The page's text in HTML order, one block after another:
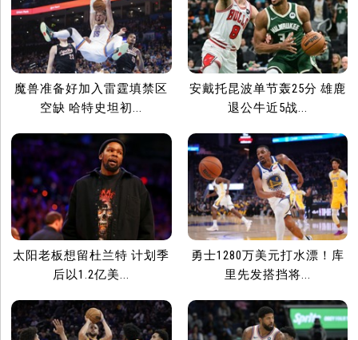
魔兽准备好加入雷霆填禁区
空缺 哈特史坦初...
安戴托昆波单节轰25分 雄鹿
退公牛近5战...
太阳老板想留杜兰特 计划季
后以1.2亿美...
勇士1280万美元打水漂！库
里先发搭挡将...